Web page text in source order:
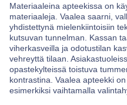
Materiaaleina apteekissa on
materiaaleja. Vaalea saarni,
yhdistettynä mielenkiintoisiin
kutsuvan tunnelman. Kassan
viherkasveilla ja odotustilan
vehreyttä tilaan.
opastekylteissä toistuva
kontrastina. Vaalea apteekki
esimerkiksi vaihtamalla